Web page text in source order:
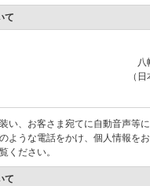
て
（
い、お客さま宛てに自動音声等
ような電話をかけ、個人情報を
ください。
て